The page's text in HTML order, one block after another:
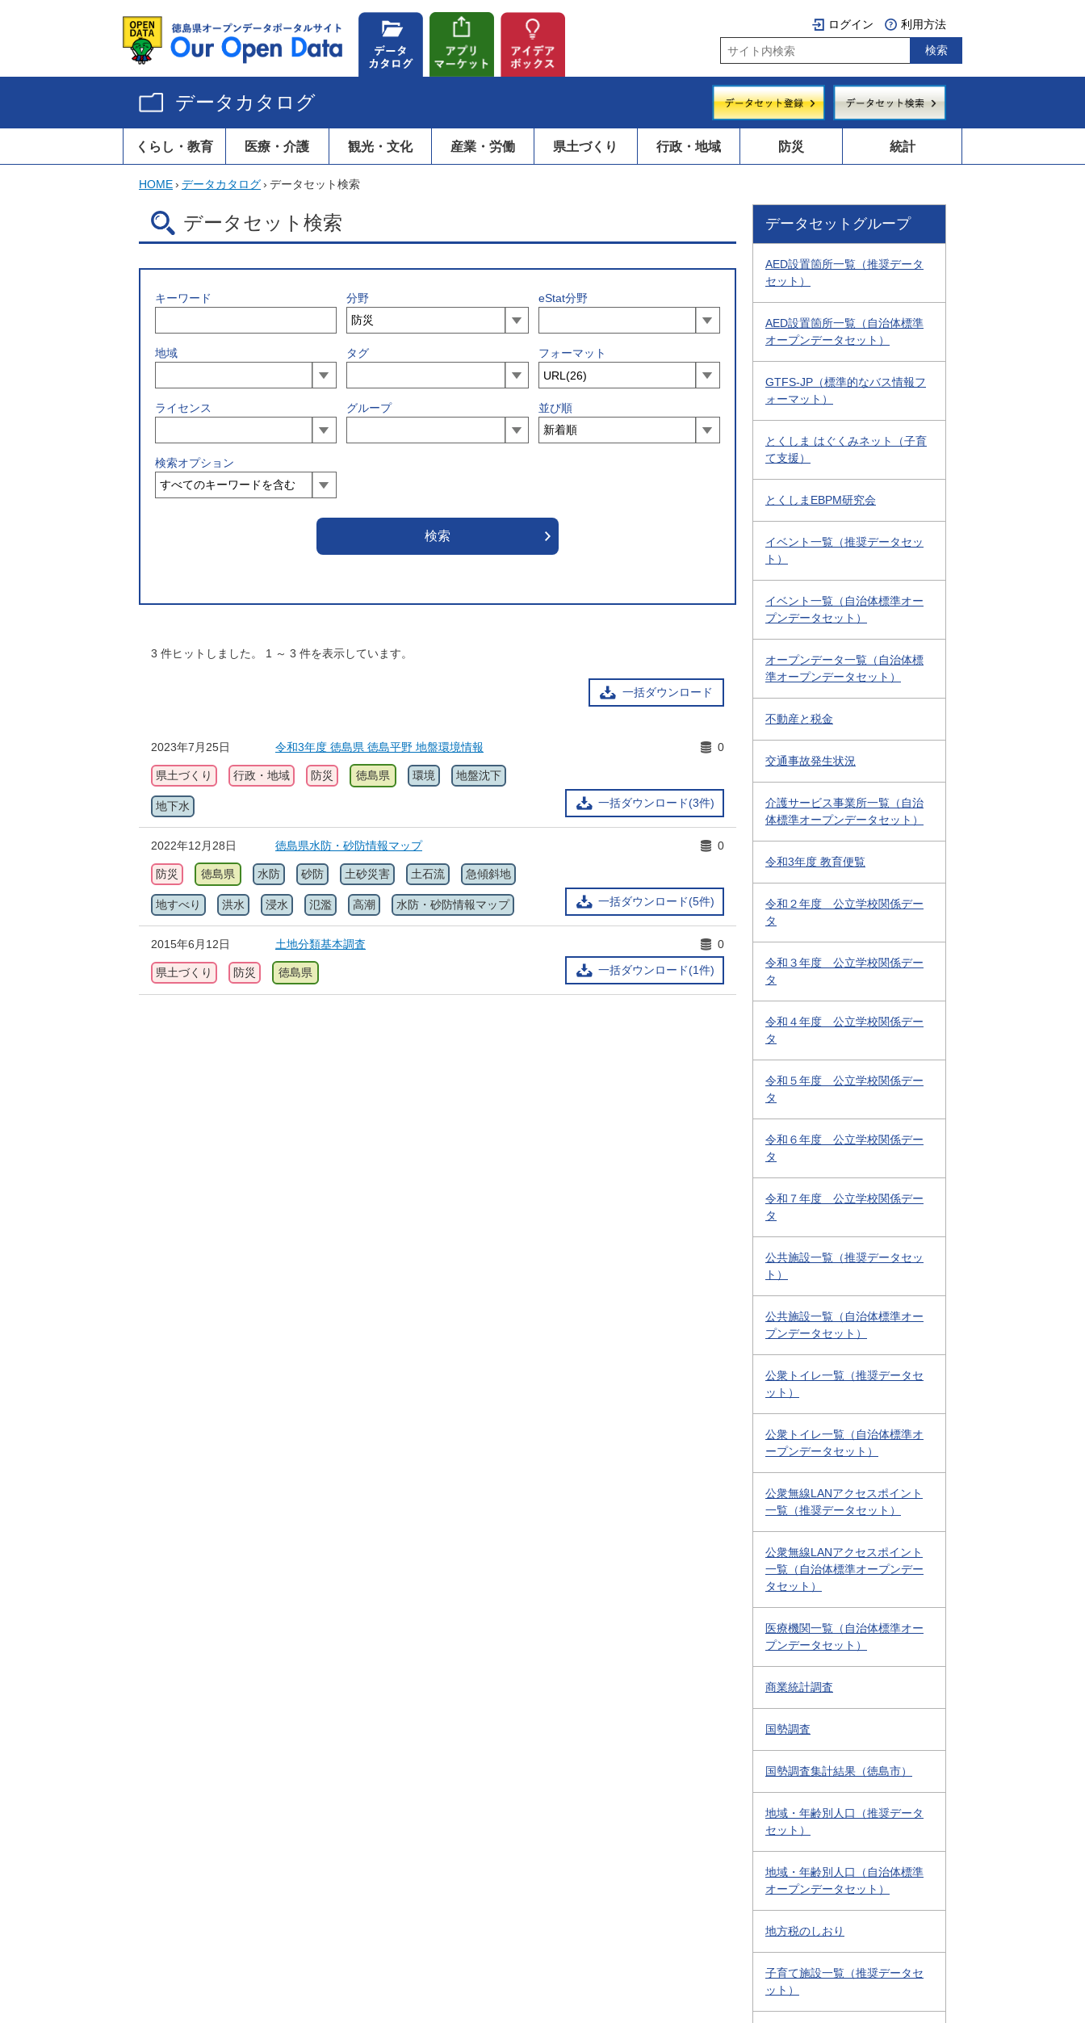
ログイン 利用方法
データカタログ
くらし・教育 医療・介護 観光・文化 産業・労働 県土づくり 行政・地域 防災 統計
HOME› データカタログ› データセット検索
データセット検索
キーワード 分野 eStat分野
地域 タグ フォーマット
ライセンス グループ 並び順
検索オプション
3 件ヒットしました。 1 ～ 3 件を表示しています。
一括ダウンロード
2023年7月25日 令和3年度 徳島県 徳島平野 地盤環境情報
一括ダウンロード(3件)
0
県土づくり 行政・地域 防災 徳島県 環境 地盤沈下
地下水
2022年12月28日 徳島県水防・砂防情報マップ
一括ダウンロード(5件)
0
防災 徳島県 水防 砂防 土砂災害 土石流 急傾斜地
地すべり 洪水 浸水 氾濫 高潮 水防・砂防情報マップ
2015年6月12日
土地分類基本調査
一括ダウンロード(1件)
0
県土づくり 防災 徳島県
データセットグループ
AED設置箇所一覧（推奨データ
セット）
AED設置箇所一覧（自治体標準
オープンデータセット）
GTFS-JP（標準的なバス情報フ
ォーマット）
とくしま はぐくみネット（子育
て支援）
とくしまEBPM研究会
イベント一覧（推奨データセッ
ト）
イベント一覧（自治体標準オー
プンデータセット）
オープンデータ一覧（自治体標
準オープンデータセット）
不動産と税金
交通事故発生状況
介護サービス事業所一覧（自治
体標準オープンデータセット）
令和3年度 教育便覧
令和２年度 公立学校関係デー
タ
令和３年度 公立学校関係デー
タ
令和４年度 公立学校関係デー
タ
令和５年度 公立学校関係デー
タ
令和６年度 公立学校関係デー
タ
令和７年度 公立学校関係デー
タ
公共施設一覧（推奨データセッ
ト）
公共施設一覧（自治体標準オー
プンデータセット）
公衆トイレ一覧（推奨データセ
ット）
公衆トイレ一覧（自治体標準オ
ープンデータセット）
公衆無線LANアクセスポイント
一覧（推奨データセット）
公衆無線LANアクセスポイント
一覧（自治体標準オープンデー
タセット）
医療機関一覧（自治体標準オー
プンデータセット）
商業統計調査
国勢調査
国勢調査集計結果（徳島市）
地域・年齢別人口（推奨データ
セット）
地域・年齢別人口（自治体標準
オープンデータセット）
地方税のしおり
子育て施設一覧（推奨データセ
ット）